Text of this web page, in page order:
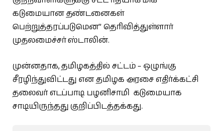
கடுமையான தண்டனைகள்
பெற்றுத்தரப்படுமென” தெரிவித்துள்ளார்
முதலமைச்சர் ஸ்டாலின்.
முன்னதாக, தமிழகத்தில் சட்டம் – ஒழுங்கு
சீரழிந்துவிட்டது என தமிழக அரசை எதிர்க்கட்சி
தலைவர் எடப்பாடி பழனிசாமி கடுமையாக
சாடியிருந்தது குறிப்பிடத்தக்கது.